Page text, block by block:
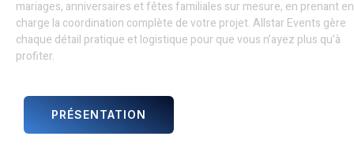
mariages, anniversaires et fêtes familiales sur mesure, en prenant en
charge la coordination complète de votre projet. Allstar Events gère
chaque détail pratique et logistique pour que vous n’ayez plus qu’à
profiter.
PRÉSENTATION